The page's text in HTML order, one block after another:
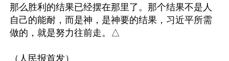
那么胜利的结果已经摆在那里了。那个结果不是人
自己的能耐，而是神，是神要的结果，习近平所需
做的，就是努力往前走。△